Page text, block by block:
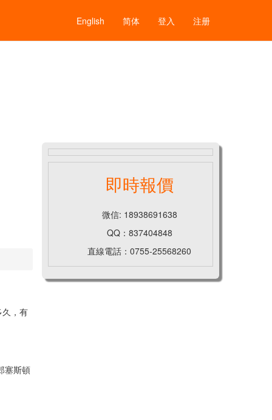
English 简体 登入 注册
，有
塞斯頓
即時報價
微信: 18938691638
QQ：837404848
直線電話：0755-25568260